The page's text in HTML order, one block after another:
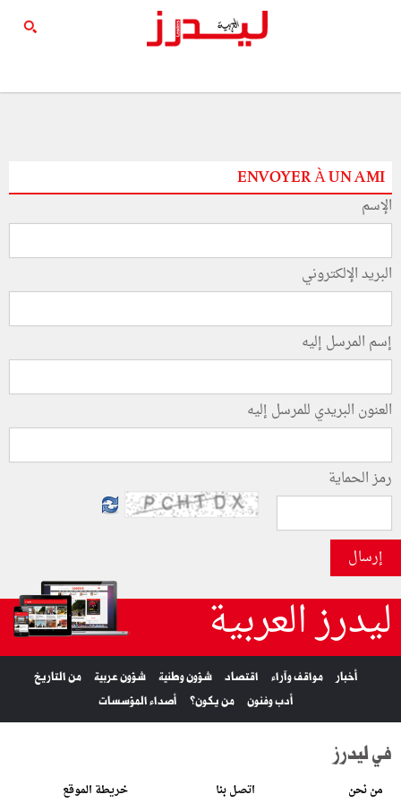
ENVOYER À UN AMI
الإسم
البريد الإلكتروني
إسم المرسل إليه
العنون البريدي للمرسل إليه
رمز الحماية
إرسال
ليدرز العربية
أخبار مواقف وآراء اقتصاد شؤون وطنية شؤون عربية
من التاريخ
أدب وفنون
من يكون؟ أصداء المؤسسات
في ليدرز
من نحن اتصل بنا خريطة الموقع